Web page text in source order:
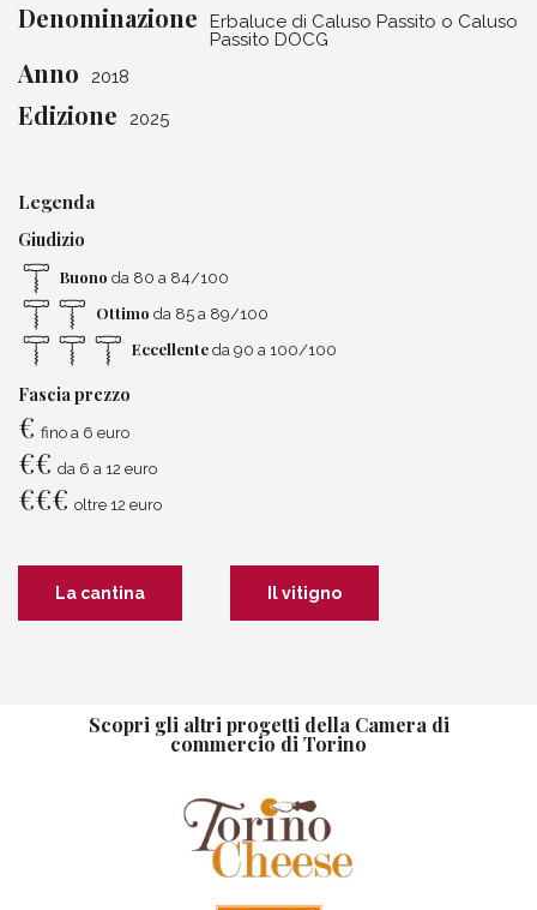
Denominazione
Erbaluce di Caluso Passito o Caluso
Passito DOCG
Anno 2018
Edizione 2025
Legenda
Giudizio
Buono da 80 a 84/100
Ottimo da 85 a 89/100
Eccellente da 90 a 100/100
Fascia prezzo
€ fino a 6 euro
€€ da 6 a 12 euro
€€€ oltre 12 euro
La cantina Il vitigno
Scopri gli altri progetti della Camera di
commercio di Torino